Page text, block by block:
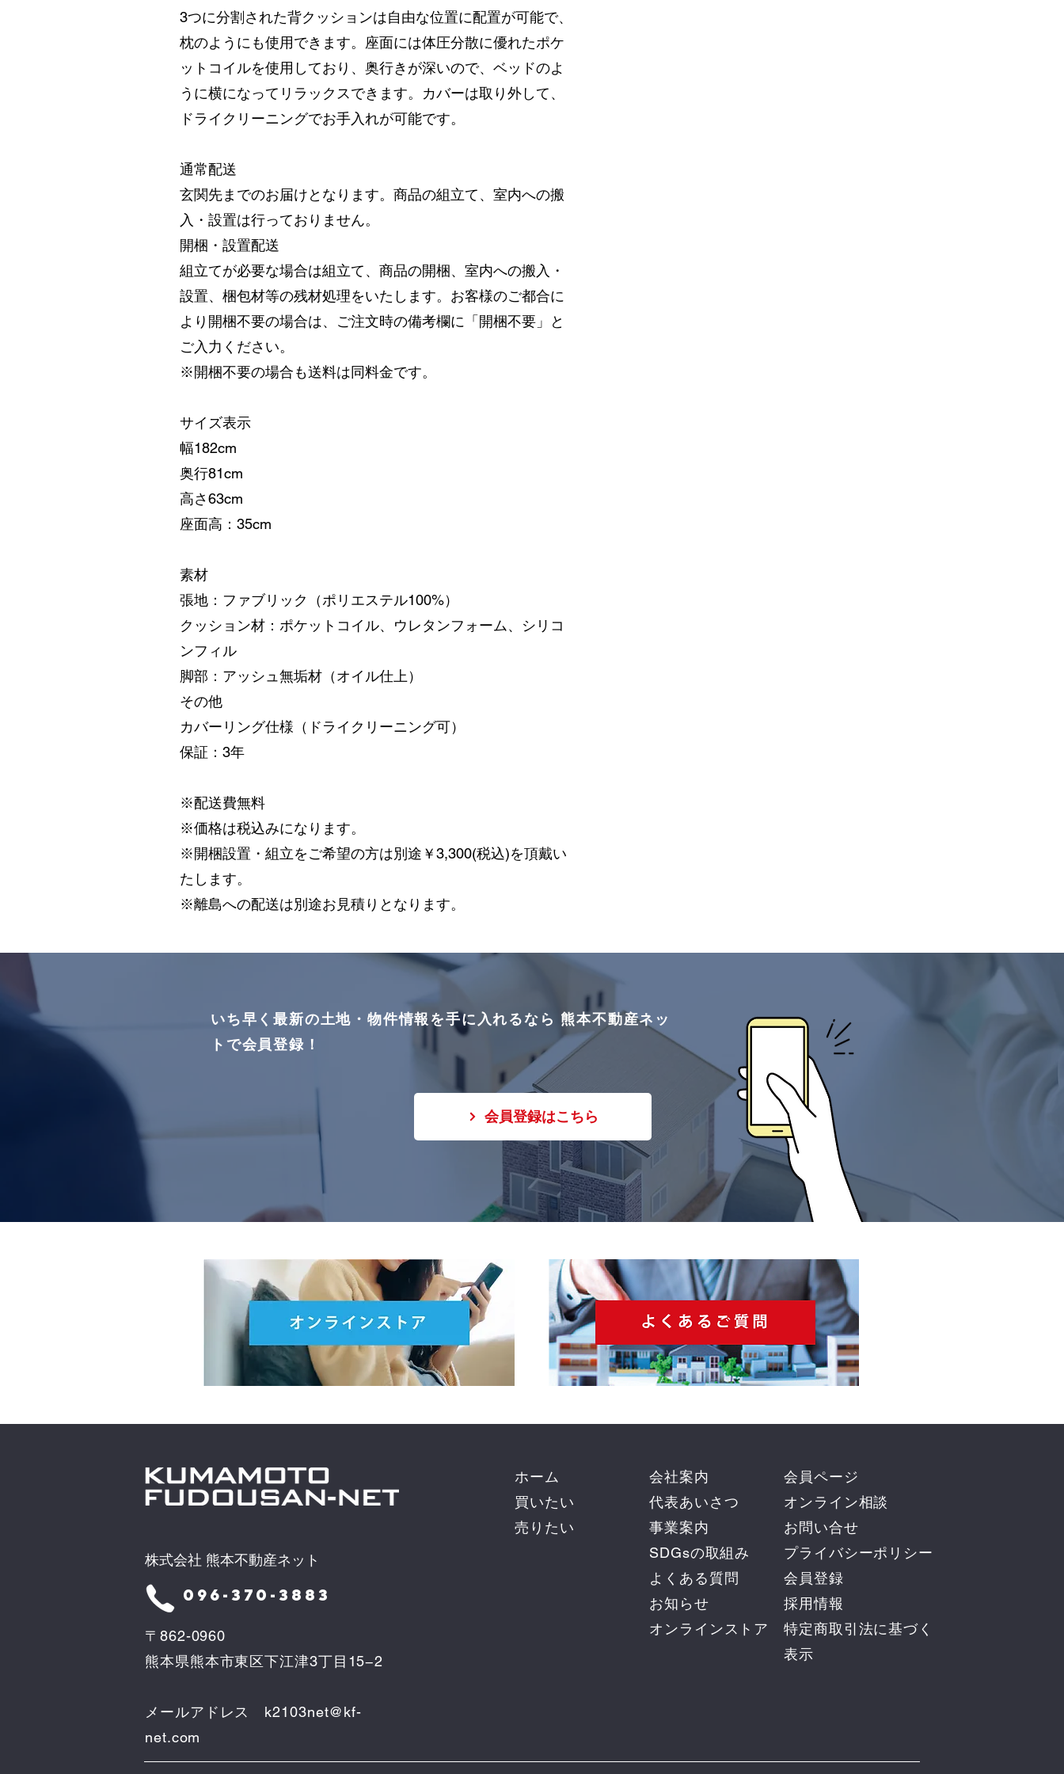
3つに分割された背クッションは自由な位置に配置が可能で、
枕のようにも使用できます。座面には体圧分散に優れたポケ
ットコイルを使用しており、奥行きが深いので、ベッドのよ
うに横になってリラックスできます。カバーは取り外して、
ドライクリーニングでお手入れが可能です。
通常配送
玄関先までのお届けとなります。商品の組立て、室内への搬
入・設置は行っておりません。
開梱・設置配送
組立てが必要な場合は組立て、商品の開梱、室内への搬入・
設置、梱包材等の残材処理をいたします。お客様のご都合に
より開梱不要の場合は、ご注文時の備考欄に「開梱不要」と
ご入力ください。
※開梱不要の場合も送料は同料金です。
サイズ表示
幅182cm
奥行81cm
高さ63cm
座面高：35cm
素材
張地：ファブリック（ポリエステル100%）
クッション材：ポケットコイル、ウレタンフォーム、シリコ
ンフィル
脚部：アッシュ無垢材（オイル仕上）
その他
カバーリング仕様（ドライクリーニング可）
保証：3年
※配送費無料
※価格は税込みになります。
※開梱設置・組立をご希望の方は別途￥3,300(税込)を頂戴い
たします。
※離島への配送は別途お見積りとなります。
いち早く最新の土地・物件情報を手に入れるなら 熊本不動産ネッ
トで会員登録！
会員登録はこちら
株式会社 熊本不動産ネット
096-370-3883
〒862-0960
熊本県熊本市東区下江津3丁目15−2
メールアドレス k2103net@kf-
net.com
ホーム
買いたい
売りたい
会社案内
代表あいさつ
事業案内
SDGsの取組み
よくある質問
お知らせ
オンラインストア
会員ページ
オンライン相談
お問い合せ
プライバシーポリシー
会員登録
採用情報
​特定商取引法に基づく
表示